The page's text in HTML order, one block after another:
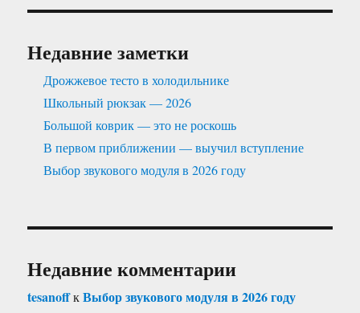
Недавние заметки
Дрожжевое тесто в холодильнике
Школьный рюкзак — 2026
Большой коврик — это не роскошь
В первом приближении — выучил вступление
Выбор звукового модуля в 2026 году
Недавние комментарии
tesanoffкВыбор звукового модуля в 2026 году